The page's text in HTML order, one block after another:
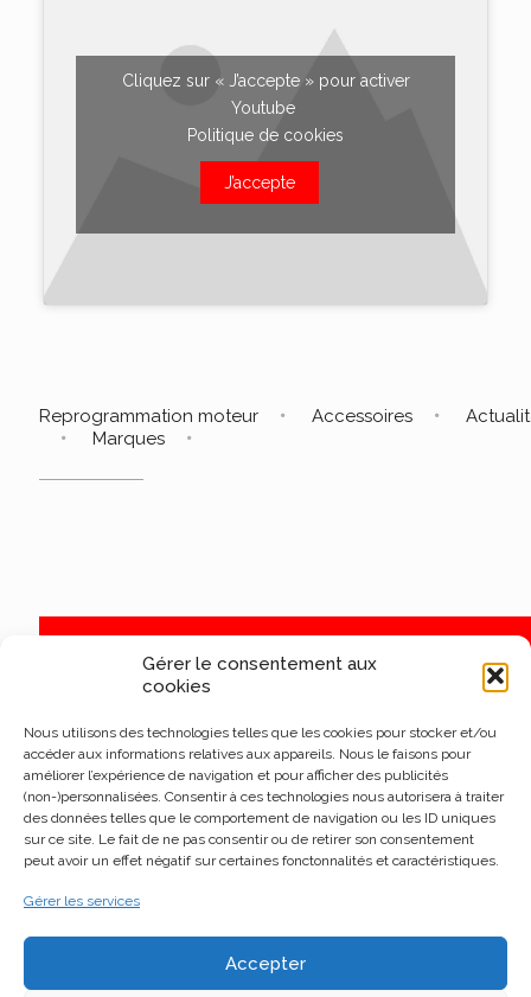
Gérer le consentement aux
cookies
Nous utilisons des technologies telles que les cookies pour stocker et/ou
accéder aux informations relatives aux appareils. Nous le faisons pour
améliorer l’expérience de navigation et pour afficher des publicités
(non-)personnalisées. Consentir à ces technologies nous autorisera à traiter
des données telles que le comportement de navigation ou les ID uniques
sur ce site. Le fait de ne pas consentir ou de retirer son consentement
peut avoir un effet négatif sur certaines fonctonnalités et caractéristiques.
Gérer les services
Accepter
Cliquez sur « J’accepte » pour activer
Youtube
Politique de cookies
J’accepte
Reprogrammation moteur Accessoires
Marques